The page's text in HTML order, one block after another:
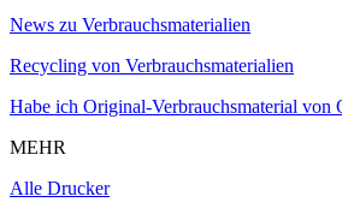
News zu Verbrauchsmaterialien
Recycling von Verbrauchsmaterialien
Habe ich Original-Verbrauchsmaterial von
MEHR
Alle Drucker